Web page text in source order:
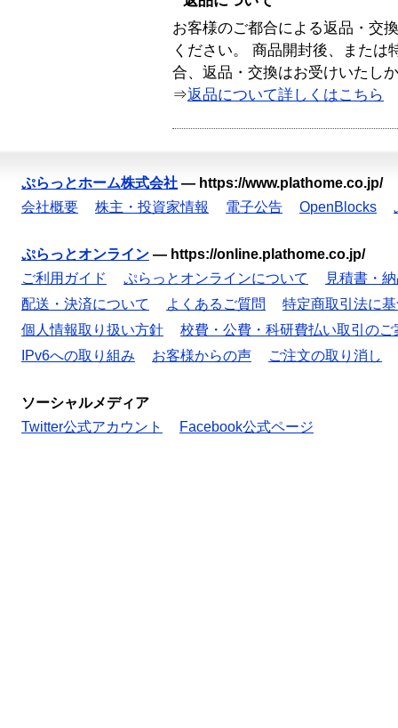
お客様のご都合による返品・交
ください。 商品開封後、または
合、返品・交換はお受けいたし
⇒返品について詳しくはこちら
ぷらっとホーム株式会社 — https://www.plathome.co.jp/
会社概要
株主・投資家情報 電子公告 OpenBlocks
ぷらっとオンライン — https://online.plathome.co.jp/
ご利用ガイド
ぷらっとオンラインについて
見積書・
配送・決済について
よくあるご質問
特定商取引法に
個人情報取り扱い方針
校費・公費・科研費払い取引のご
IPv6への取り組み
お客様からの声 ご注文の取り消し
ソーシャルメディア
Twitter公式アカウント
Facebook公式ページ